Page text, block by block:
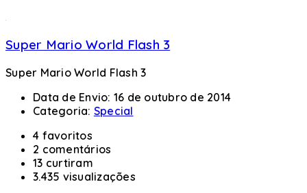
Super Mario World Flash 3
Super Mario World Flash 3
Data de Envio: 16 de outubro de 2014
Categoria: Special
4 favoritos
2 comentários
13 curtiram
3.435 visualizações